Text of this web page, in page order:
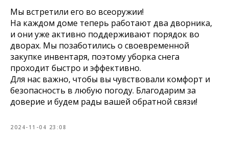
Мы встретили его во всеоружии!
На каждом доме теперь работают два дворника,
и они уже активно поддерживают порядок во
дворах. Мы позаботились о своевременной
закупке инвентаря, поэтому уборка снега
проходит быстро и эффективно.
Для нас важно, чтобы вы чувствовали комфорт и
безопасность в любую погоду. Благодарим за
доверие и будем рады вашей обратной связи!
2024-11-04 23:08